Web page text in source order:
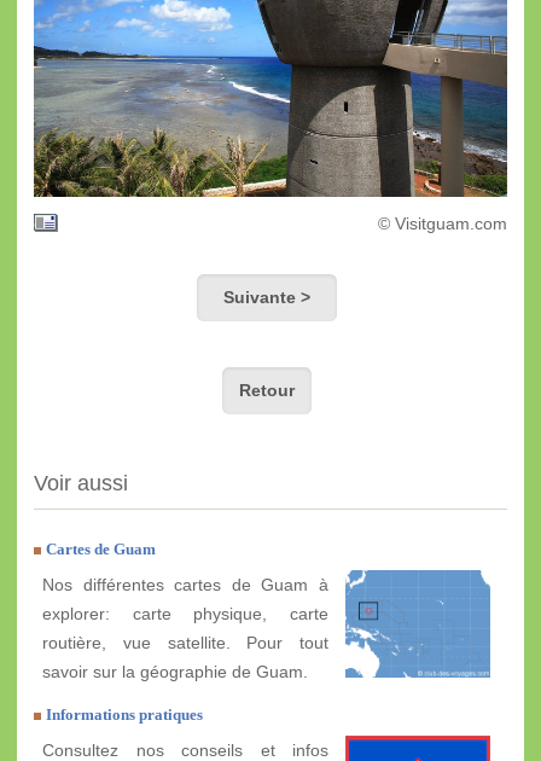
© Visitguam.com
Suivante >
Retour
Voir aussi
Cartes de Guam
Nos différentes cartes de Guam à
explorer: carte physique, carte
routière, vue satellite. Pour tout
savoir sur la géographie de Guam.
Informations pratiques
Consultez nos conseils et infos